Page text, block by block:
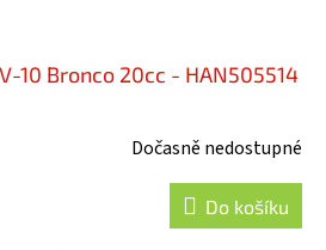
10 Bronco 20cc - HAN505514
Dočasně nedostupné
Do košíku